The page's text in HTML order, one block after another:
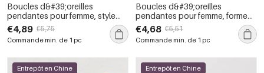
Boucles d&#39;oreilles
pendantes pour femme, style
rétro géométrique, en acier
inoxydable, couleur or,
étanches.
€4,89 €5,75
Commande min. de 1 pc
Boucles d&#39;oreilles
pendantes pour femme, forme
géométrique, en acier
inoxydable, couleur or,
étanches, ornées de strass et
€4,68 €5,51
Commande min. de 1 pc
Entrepôt en Chine Entrepôt en Chine